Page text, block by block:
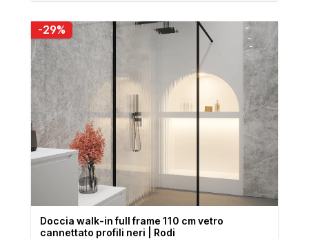
-29%
Doccia walk-in full frame 110 cm vetro
cannettato profili neri | Rodi